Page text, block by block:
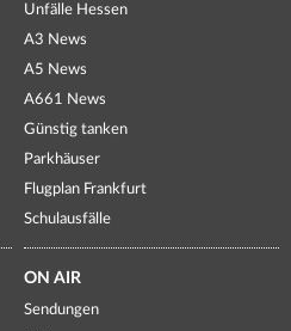
Unfälle Hessen
A3 News
A5 News
A661 News
Günstig tanken
Parkhäuser
Flugplan Frankfurt
Schulausfälle
ON AIR
Sendungen